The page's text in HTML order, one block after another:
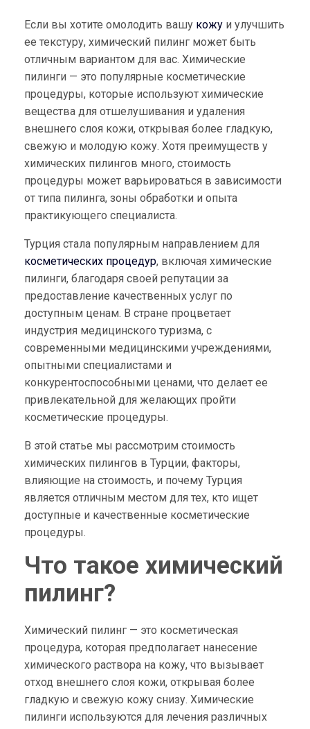
Если вы хотите омолодить вашу кожуи улучшить
ее текстуру, химический пилинг может быть
отличным вариантом для вас. Химические
пилинги — это популярные косметические
процедуры, которые используют химические
вещества для отшелушивания и удаления
внешнего слоя кожи, открывая более гладкую,
свежую и молодую кожу. Хотя преимуществ у
химических пилингов много, стоимость
процедуры может варьироваться в зависимости
от типа пилинга, зоны обработки и опыта
практикующего специалиста.
Турция стала популярным направлением для
косметических процедур, включая химические
пилинги, благодаря своей репутации за
предоставление качественных услуг по
доступным ценам. В стране процветает
индустрия медицинского туризма, с
современными медицинскими учреждениями,
опытными специалистами и
конкурентоспособными ценами, что делает ее
привлекательной для желающих пройти
косметические процедуры.
В этой статье мы рассмотрим стоимость
химических пилингов в Турции, факторы,
влияющие на стоимость, и почему Турция
является отличным местом для тех, кто ищет
доступные и качественные косметические
процедуры.
Что такое химический
пилинг?
Химический пилинг — это косметическая
процедура, которая предполагает нанесение
химического раствора на кожу, что вызывает
отход внешнего слоя кожи, открывая более
гладкую и свежую кожу снизу. Химические
пилинги используются для лечения различных